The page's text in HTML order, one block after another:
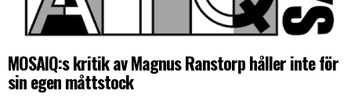
MOSAIQ:s kritik av Magnus Ranstorp håller inte för
sin egen måttstock